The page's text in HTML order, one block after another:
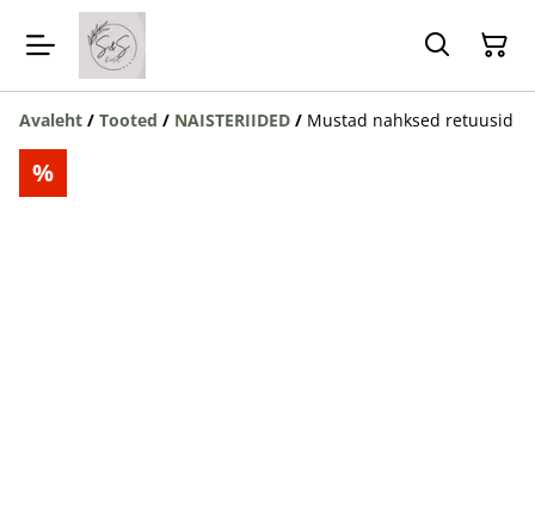
Avaleht / Tooted / NAISTERIIDED / Mustad nahksed retuusid
%